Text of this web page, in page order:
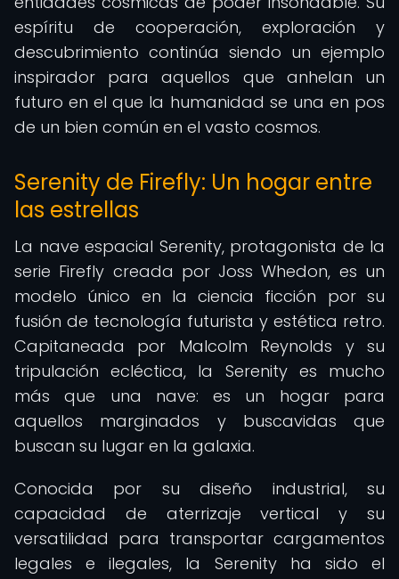
espíritu de cooperación, exploración y
descubrimiento continúa siendo un ejemplo
inspirador para aquellos que anhelan un
futuro en el que la humanidad se una en pos
de un bien común en el vasto cosmos.
Serenity de Firefly: Un hogar entre
las estrellas
La nave espacial Serenity, protagonista de la
serie Firefly creada por Joss Whedon, es un
modelo único en la ciencia ficción por su
fusión de tecnología futurista y estética retro.
Capitaneada por Malcolm Reynolds y su
tripulación ecléctica, la Serenity es mucho
más que una nave: es un hogar para
aquellos marginados y buscavidas que
buscan su lugar en la galaxia.
Conocida por su diseño industrial, su
capacidad de aterrizaje vertical y su
versatilidad para transportar cargamentos
legales e ilegales, la Serenity ha sido el